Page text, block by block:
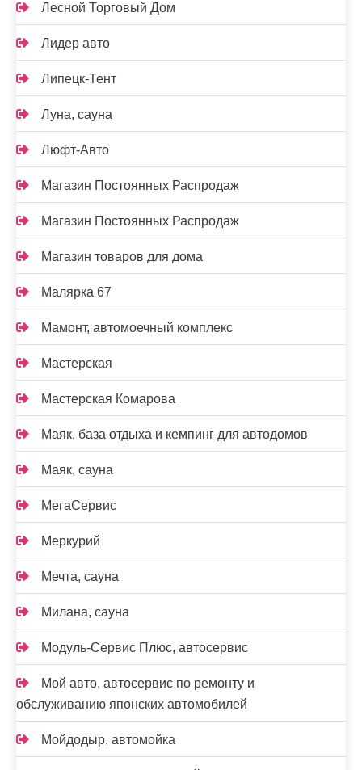
Лесной Торговый Дом
Лидер авто
Липецк-Тент
Луна, сауна
Люфт-Авто
Магазин Постоянных Распродаж
Магазин Постоянных Распродаж
Магазин товаров для дома
Малярка 67
Мамонт, автомоечный комплекс
Мастерская
Мастерская Комарова
Маяк, база отдыха и кемпинг для автодомов
Маяк, сауна
МегаСервис
Меркурий
Мечта, сауна
Милана, сауна
Модуль-Сервис Плюс, автосервис
Мой авто, автосервис по ремонту и
обслуживанию японских автомобилей
Мойдодыр, автомойка